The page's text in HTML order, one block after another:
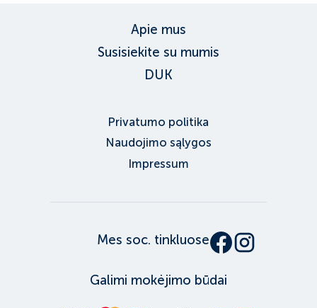
Apie mus
Susisiekite su mumis
DUK
Privatumo politika
Naudojimo sąlygos
Impressum
Mes soc. tinkluose
Galimi mokėjimo būdai